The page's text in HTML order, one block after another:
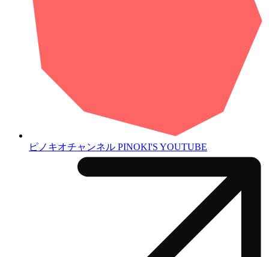
ピノキオチャンネル PINOKI'S YOUTUBE